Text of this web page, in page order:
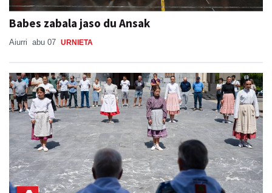
Babes zabala jaso du Ansak
Aiurri abu 07 URNIETA